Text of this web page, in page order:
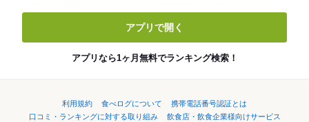
アプリで開く
アプリなら1ヶ月無料でランキング検索！
利用規約 食べログについて
携帯電話番号認証とは
口コミ・ランキングに対する取り組み
飲食店・飲食企業様向けサービス